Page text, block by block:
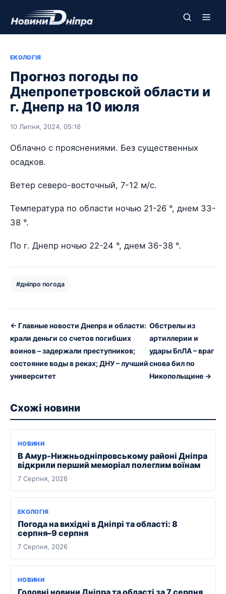
ЕКОЛОГІЯ
Прогноз погоды по
Днепропетровской области и
г. Днепр на 10 июля
10 Липня, 2024, 05:16
Облачно с прояснениями. Без существенных
осадков.
Ветер северо-восточный, 7-12 м/с.
Температура по области ночью 21-26 °, днем 33-
38 °.
По г. Днепр ночью 22-24 °, днем 36-38 °.
#дніпро погода
← Главные новости Днепра и области:
крали деньги со счетов погибших
воинов – задержали преступников;
состояние воды в реках; ДНУ – лучший
университет
Обстрелы из
артиллерии и
удары БпЛА – враг
снова бил по
Никопольщине →
Схожі новини
НОВИНИ
В Амур-Нижньодніпровському районі Дніпра
відкрили перший меморіал полеглим воїнам
7 Серпня, 2026
ЕКОЛОГІЯ
Погода на вихідні в Дніпрі та області: 8
серпня–9 серпня
7 Серпня, 2026
НОВИНИ